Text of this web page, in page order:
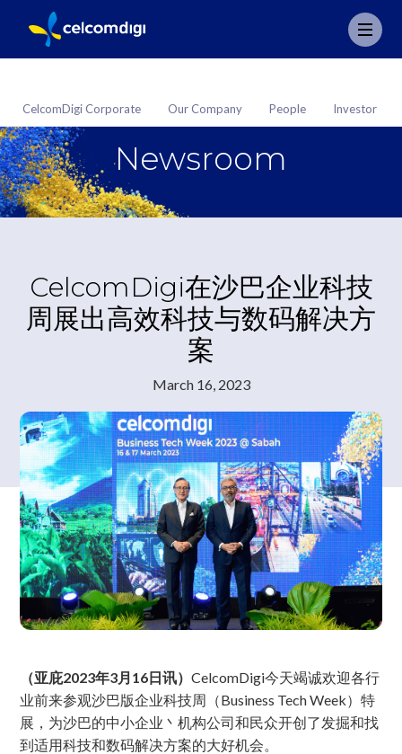
CelcomDigi Corporate Our Company People Investor
Newsroom
CelcomDigi在沙巴企业科技
周展出高效科技与数码解决方
案
March 16, 2023
（亚庇2023年3月16日讯）CelcomDigi今天竭诚欢迎各行
业前来参观沙巴版企业科技周（Business Tech Week）特
展，为沙巴的中小企业丶机构公司和民众开创了发掘和找
到适用科技和数码解决方案的大好机会。